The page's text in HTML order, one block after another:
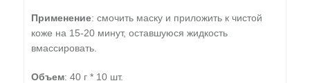
Применение: смочить маску и приложить к чистой
коже на 15-20 минут, оставшуюся жидкость
вмассировать.
Объем: 40 г * 10 шт.